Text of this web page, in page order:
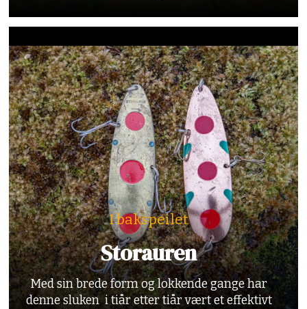
I bakspeilet
Storauren
Med sin brede form og lokkende gange har
denne sluken i tiår etter tiår vært et effektivt